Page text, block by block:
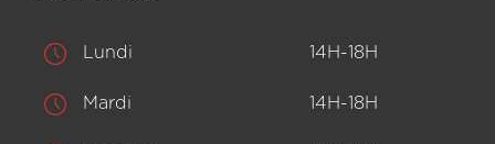
Lundi 14H-18H
Mardi 14H-18H